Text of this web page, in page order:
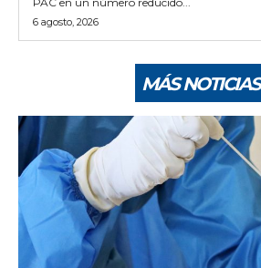
6 agosto, 2026
MÁS NOTICIAS